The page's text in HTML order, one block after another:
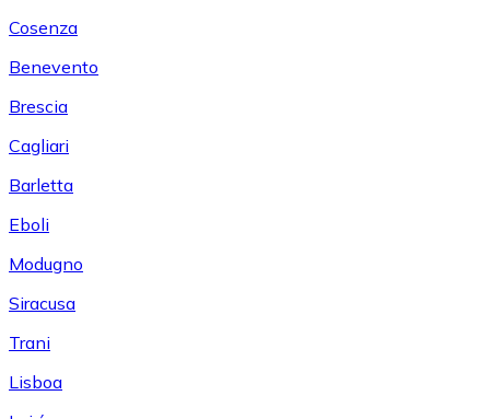
Cosenza
Benevento
Brescia
Cagliari
Barletta
Eboli
Modugno
Siracusa
Trani
Lisboa